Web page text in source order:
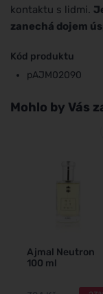
kontaktu s lidmi.
zanechá dojem
Kód produktu
pAJM02090
Mohlo by Vás
Ajmal Neutron
100 ml